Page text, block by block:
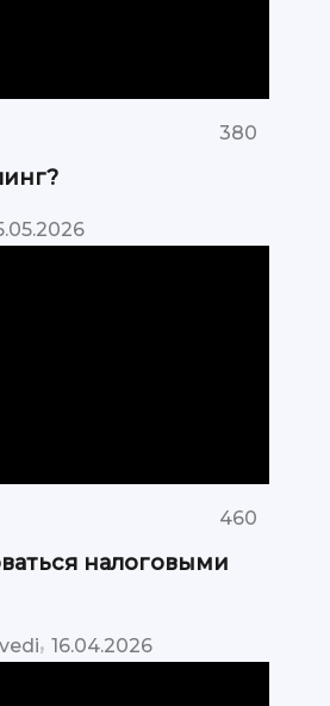
380
460
налоговыми
,16.04.2026